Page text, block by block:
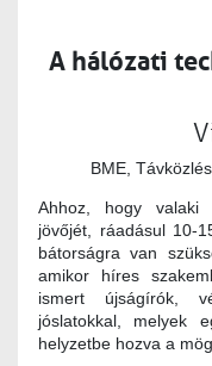
A hálózati
BME,
Ahhoz, hogy valaki
jövőjét, ráadásul 10-
bátorságra van
amikor híres
ismert újságírók,
jóslatokkal, melyek
helyzetbe hozva a